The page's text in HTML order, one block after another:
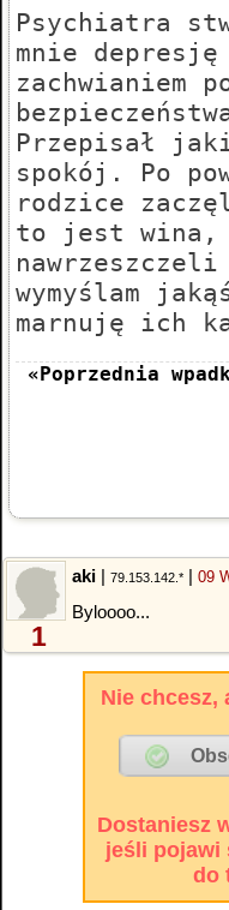
Psychiatra
mnie depresję
zachwianiem
Przepisał
spokój. Po
rodzice
to jest wina,
wymyślam
marnuję ich
«Poprzednia
1
aki | 79.153.142.* | 09
Byloooo...
Nie chcesz,
Dostaniesz
jeśli pojawi
do